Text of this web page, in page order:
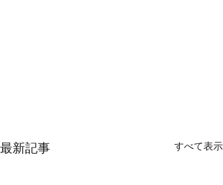
最新記事 すべて表示